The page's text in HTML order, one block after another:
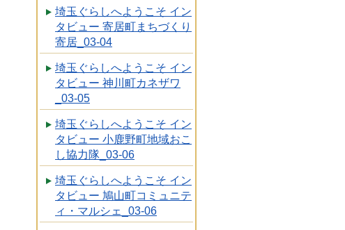
埼玉ぐらしへようこそ イン
タビュー 寄居町まちづくり
寄居_03-04
埼玉ぐらしへようこそ イン
タビュー 神川町カネザワ
_03-05
埼玉ぐらしへようこそ イン
タビュー 小鹿野町地域おこ
し協力隊_03-06
埼玉ぐらしへようこそ イン
タビュー 鳩山町コミュニテ
ィ・マルシェ_03-06